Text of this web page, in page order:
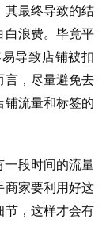
其最终导致的结
白浪费。毕竟平
导致店铺被扣
言，尽量避免去
铺流量和标签的
段时间的流量
商家要利用好这
节，这样才会有